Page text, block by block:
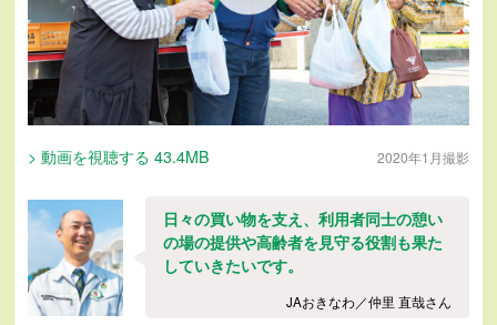
> 動画を視聴する 43.4MB 2020年1月撮影
日々の買い物を支え、利用者同士の憩い
の場の提供や高齢者を見守る役割も果た
していきたいです。
JAおきなわ／仲里 直哉さん